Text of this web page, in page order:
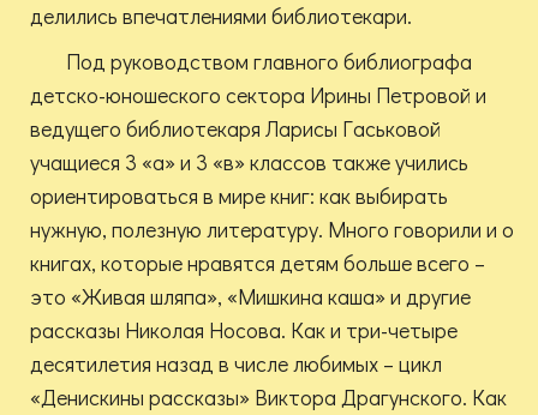
делились впечатлениями библиотекари.
Под руководством главного библиографа
детско-юношеского сектора Ирины Петровой и
ведущего библиотекаря Ларисы Гаськовой
учащиеся 3 «а» и 3 «в» классов также учились
ориентироваться в мире книг: как выбирать
нужную, полезную литературу. Много говорили и о
книгах, которые нравятся детям больше всего –
это «Живая шляпа», «Мишкина каша» и другие
рассказы Николая Носова. Как и три-четыре
десятилетия назад в числе любимых – цикл
«Денискины рассказы» Виктора Драгунского. Как